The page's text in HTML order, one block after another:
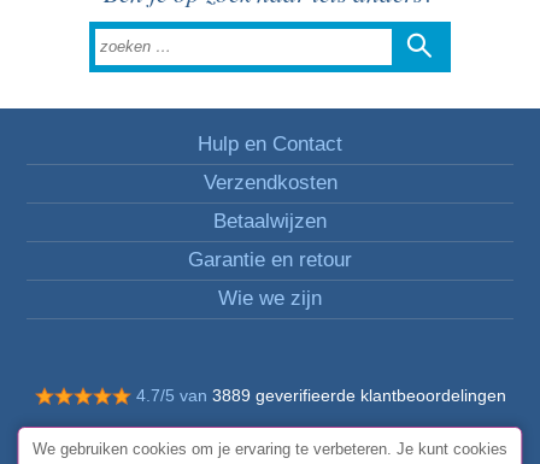
Hulp en Contact
Verzendkosten
Betaalwijzen
Garantie en retour
Wie we zijn
4.7/5 van 3889 geverifieerde klantbeoordelingen
© Alle rechten voorbehouden FunToCome
We gebruiken cookies om je ervaring te verbeteren. Je kunt cookies